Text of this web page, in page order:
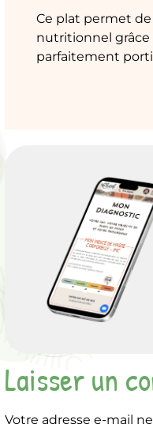
Ce plat permet
nutritionnel grâce
parfaitement
Laisser un
Votre adresse e-mail